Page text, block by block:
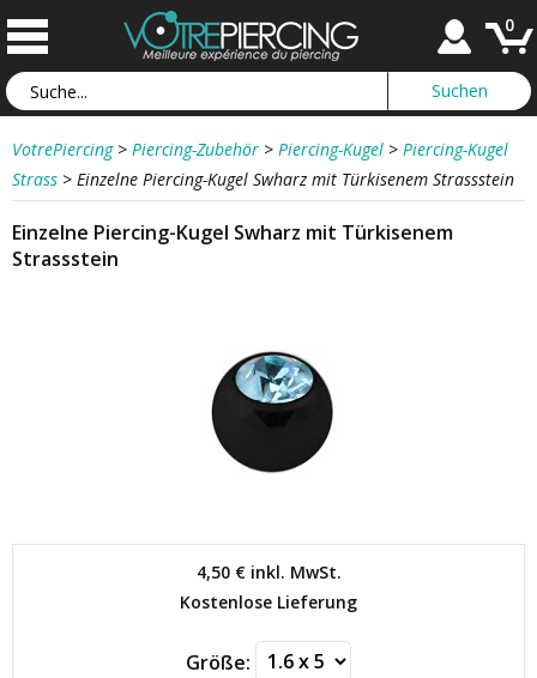
0
VotrePiercing > Piercing-Zubehör > Piercing-Kugel > Piercing-Kugel
Strass > Einzelne Piercing-Kugel Swharz mit Türkisenem Strassstein
Einzelne Piercing-Kugel Swharz mit Türkisenem
Strassstein
4,50 €inkl. MwSt.
Kostenlose Lieferung
Größe: